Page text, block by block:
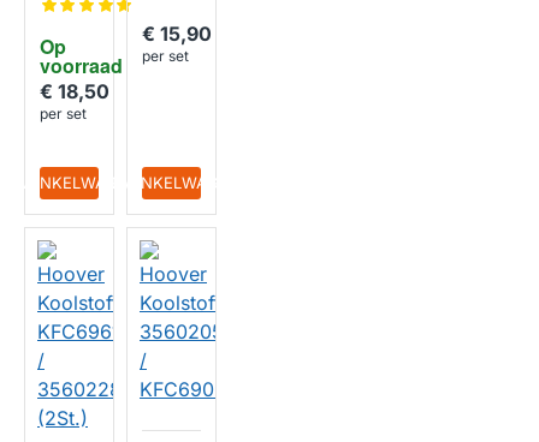
Op
voorraad
KFC69
356022
79 (2
St.)
€ 18,50
per set
IN WINKELWAGEN
€ 15,90
per set
IN WINKELWAGEN